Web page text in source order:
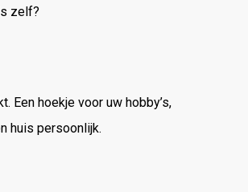
zelf?
Een hoekje voor uw hobby’s,
huis persoonlijk.